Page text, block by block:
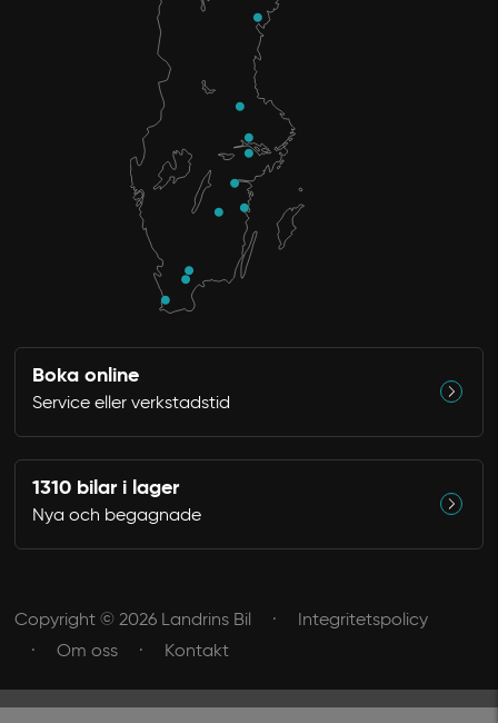
Boka online
Service eller verkstadstid
1310 bilar i lager
Nya och begagnade
Copyright © 2026 Landrins Bil
Integritetspolicy
Om oss
Kontakt